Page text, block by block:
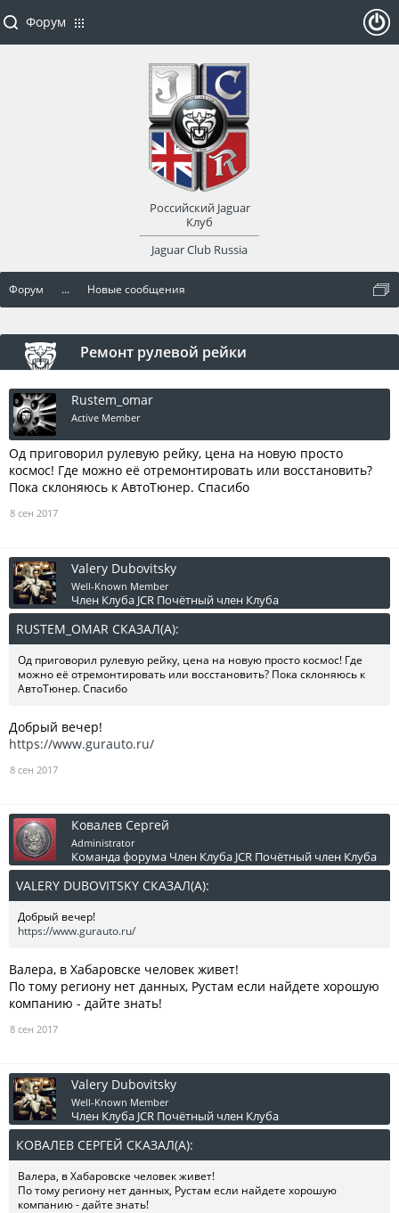
Форум ... Новые сообщения
Ремонт рулевой рейки
Rustem_omar
Active Member
Од приговорил рулевую рейку, цена на новую просто
космос! Где можно её отремонтировать или восстановить?
Пока склоняюсь к АвтоТюнер. Спасибо
8 сен 2017
Valery Dubovitsky
Well-Known Member
Член Клуба JCR Почётный член Клуба
RUSTEM_OMAR СКАЗАЛ(А):
Од приговорил рулевую рейку, цена на новую просто космос! Где
можно её отремонтировать или восстановить? Пока склоняюсь к
АвтоТюнер. Спасибо
Добрый вечер!
https://www.gurauto.ru/
8 сен 2017
Ковалев Сергей
Administrator
Команда форума Член Клуба JCR Почётный член Клуба
VALERY DUBOVITSKY СКАЗАЛ(А):
Добрый вечер!
https://www.gurauto.ru/
Валера, в Хабаровске человек живет!
По тому региону нет данных, Рустам если найдете хорошую
компанию - дайте знать!
8 сен 2017
Valery Dubovitsky
Well-Known Member
Член Клуба JCR Почётный член Клуба
КОВАЛЕВ СЕРГЕЙ СКАЗАЛ(А):
Валера, в Хабаровске человек живет!
По тому региону нет данных, Рустам если найдете хорошую
компанию - дайте знать!
Форум
Российский Jaguar
Клуб
Jaguar Club Russia
оват